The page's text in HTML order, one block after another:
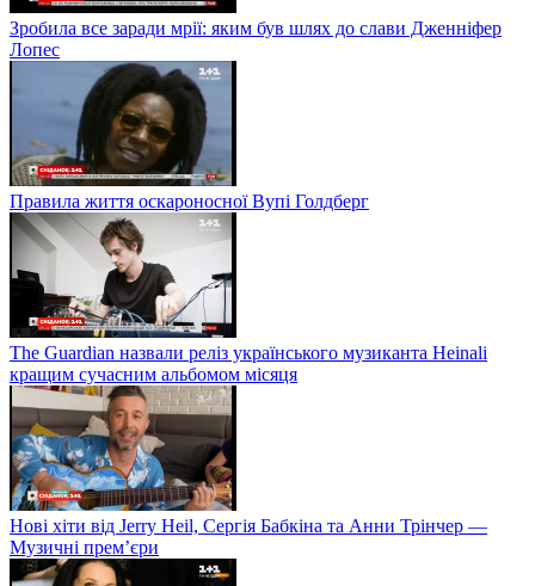
Зробила все заради мрії: яким був шлях до слави Дженніфер
Лопес
Правила життя оскароносної Вупі Голдберг
The Guardian назвали реліз українського музиканта Heinali
кращим сучасним альбомом місяця
Нові хіти від Jerry Heil, Сергія Бабкіна та Анни Трінчер —
Музичні прем’єри